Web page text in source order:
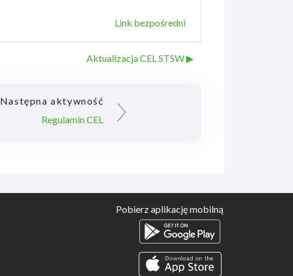
Link bezpośredni
Aktualizacja CEL STSW ▶︎
Następna aktywność
Regulamin CEL
Pobierz aplikację mobilną